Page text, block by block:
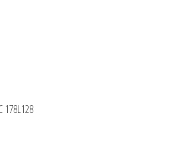
178L128